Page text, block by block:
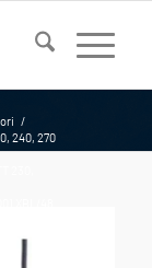
/
240, 270